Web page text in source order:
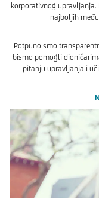
korporativnog upravljanja.
najboljih
Potpuno smo
bismo pomogli
pitanju upravljanja i